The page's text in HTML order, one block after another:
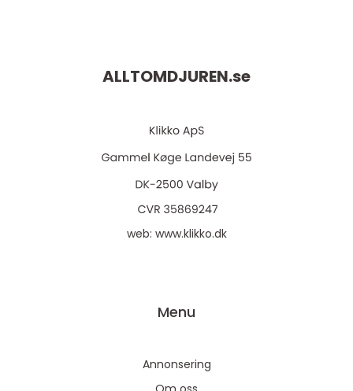
ALLTOMDJUREN.se
web: www.klikko.dk
Menu
Annonsering